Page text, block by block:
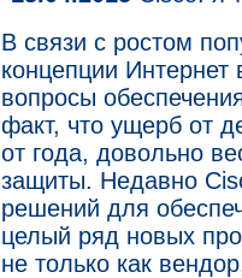
В связи с ростом
концепции
вопросы
факт, что ущерб от
от года, довольно
защиты. Недавно
решений для
целый ряд новых
не только как